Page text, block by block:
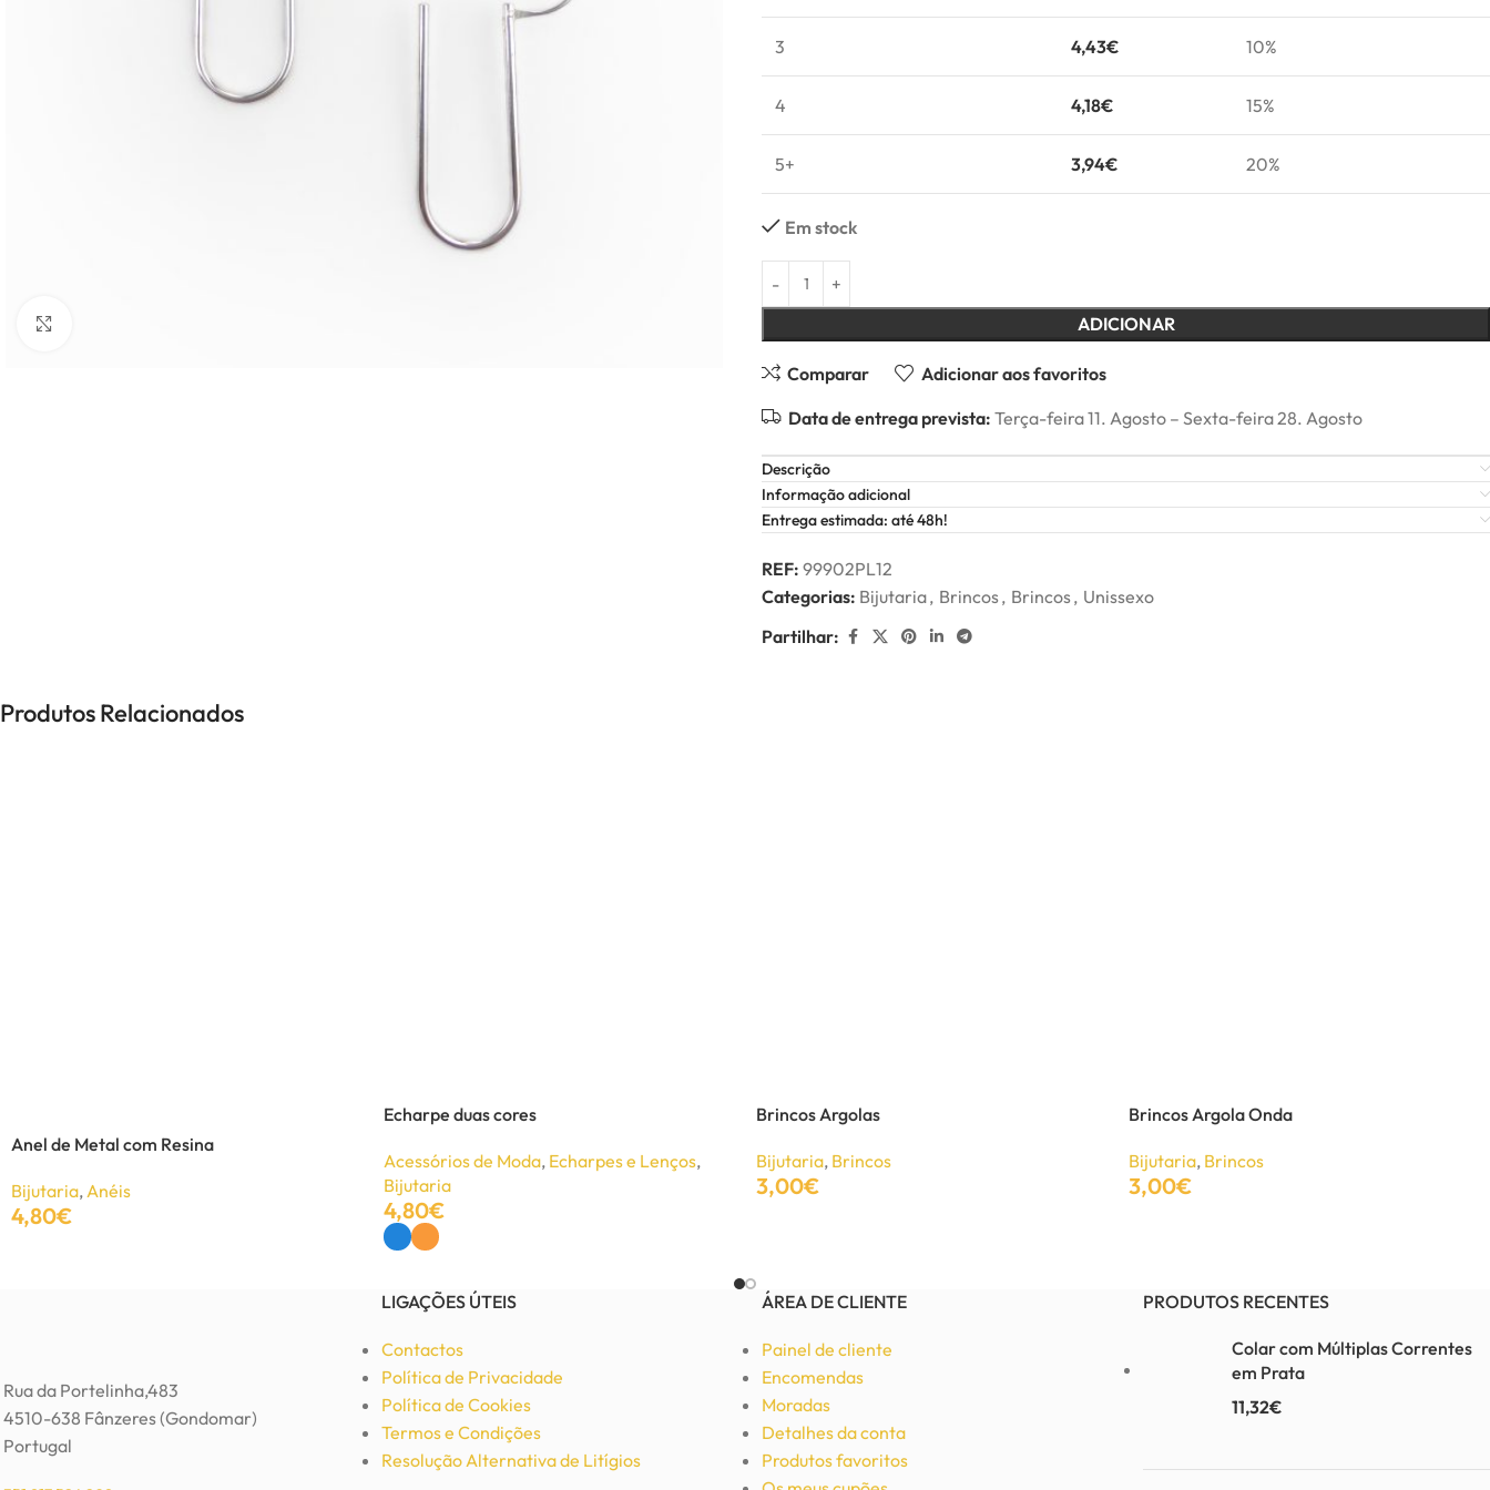
3 4,43€ 10%
4 4,18€ 15%
5+ 3,94€ 20%
Em stock
ADICIONAR
Comparar Adicionar aos favoritos
Data de entrega prevista: Terça-feira 11. Agosto – Sexta-feira 28. Agosto
Descrição
Informação adicional
Entrega estimada: até 48h!
REF: 99902PL12
Categorias: Bijutaria, Brincos, Brincos, Unissexo
Partilhar:
Produtos Relacionados
Anel de Metal com Resina
Bijutaria,Anéis
4,80€
Echarpe duas cores
Acessórios de Moda, Echarpes e Lenços,
Bijutaria
4,80€
Brincos Argolas
Bijutaria, Brincos
3,00€
Brincos Argola Onda
Bijutaria, Brincos
3,00€
Rua da Portelinha,483
4510-638 Fânzeres (Gondomar)
Portugal
LIGAÇÕES ÚTEIS
Contactos
Política de Privacidade
Política de Cookies
Termos e Condições
Resolução Alternativa de Litígios
ÁREA DE CLIENTE
Painel de cliente
Encomendas
Moradas
Detalhes da conta
Produtos favoritos
PRODUTOS RECENTES
Colar com Múltiplas Correntes
em Prata
11,32€